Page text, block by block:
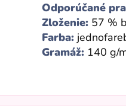
Odporúčané
Zloženie: 57 %
Farba:
Gramáž: 140 g/